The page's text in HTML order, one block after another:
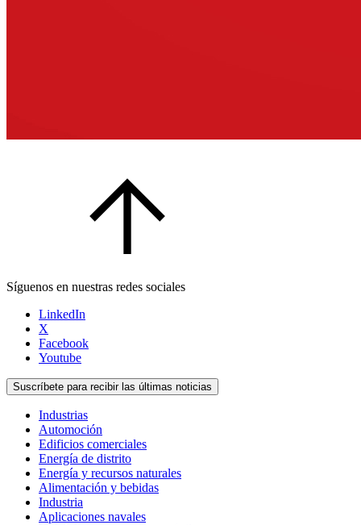
Síguenos en nuestras redes sociales
LinkedIn
X
Facebook
Youtube
Suscríbete para recibir las últimas noticias
Industrias
Automoción
Edificios comerciales
Energía de distrito
Energía y recursos naturales
Alimentación y bebidas
Industria
Aplicaciones navales